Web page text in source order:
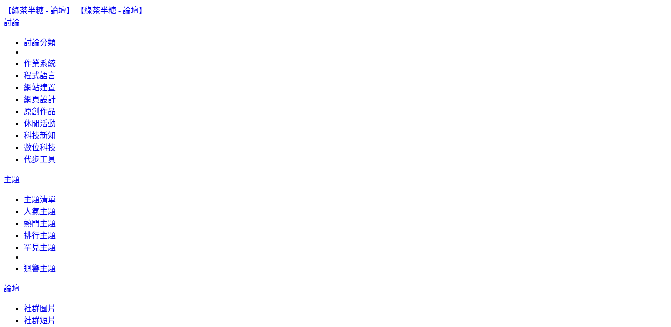
【綠茶半糖 - 論壇】
【綠茶半糖 - 論壇】
討論
討論分類
作業系統
程式語言
網站建置
網頁設計
原創作品
休閒活動
科技新知
數位科技
代步工具
主題
主題清單
人氣主題
熱門主題
排行主題
罕見主題
迴響主題
論壇
社群圖片
社群短片